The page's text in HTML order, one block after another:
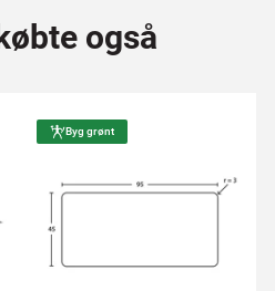
også
Byg grønt